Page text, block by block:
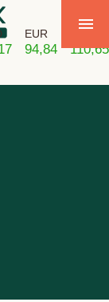
EUR
94,84 110,65